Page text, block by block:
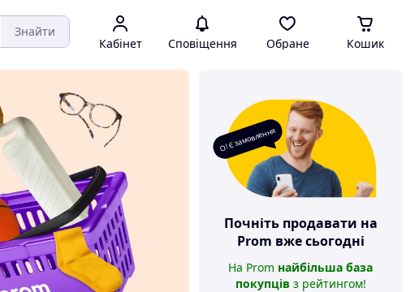
Знайти
Кабінет Сповіщення Обране Кошик
О! Є замовлення
Почніть продавати на
Prom вже сьогодні
На Prom найбільша база
покупців з рейтингом!